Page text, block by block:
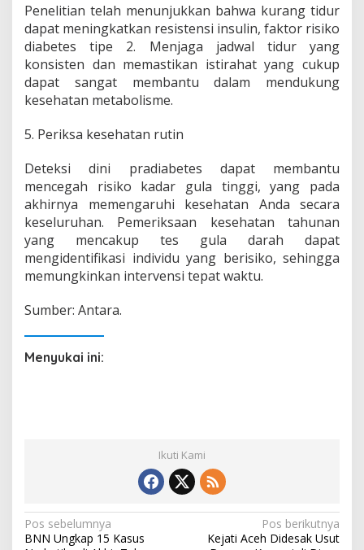
Penelitian telah menunjukkan bahwa kurang tidur
dapat meningkatkan resistensi insulin, faktor risiko
diabetes tipe 2. Menjaga jadwal tidur yang
konsisten dan memastikan istirahat yang cukup
dapat sangat membantu dalam mendukung
kesehatan metabolisme.
5. Periksa kesehatan rutin
Deteksi dini pradiabetes dapat membantu
mencegah risiko kadar gula tinggi, yang pada
akhirnya memengaruhi kesehatan Anda secara
keseluruhan. Pemeriksaan kesehatan tahunan
yang mencakup tes gula darah dapat
mengidentifikasi individu yang berisiko, sehingga
memungkinkan intervensi tepat waktu.
Sumber: Antara.
Menyukai ini:
Ikuti Kami
N
Pos sebelumnya
BNN Ungkap 15 Kasus
Pos berikutnya
Kejati Aceh Didesak Usut